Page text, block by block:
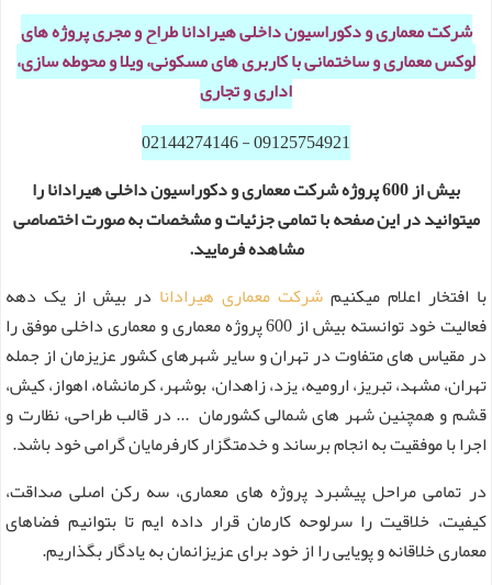
شرکت معماری و دکوراسیون داخلی هیرادانا طراح و مجری پروژه های
لوکس معماری و ساختمانی با کاربری های مسکونی، ویلا و محوطه سازی،
اداری و تجاری
09125754921 - 02144274146
بیش از 600 پروژه شرکت معماری و دکوراسیون داخلی هیرادانا را
میتوانید در این صفحه با تمامی جزئیات و مشخصات به صورت اختصاصی
مشاهده فرمایید.
با افتخار اعلام میکنیمشرکت معماری هیرادانا در بیش از یک دهه
فعالیت خود توانسته بیش از 600 پروژه معماری و معماری داخلی موفق را
در مقیاس های متفاوت در تهران و سایر شهرهای کشور عزیزمان از جمله
تهران، مشهد، تبریز، ارومیه، یزد، زاهدان، بوشهر، کرمانشاه، اهواز، کیش،
قشم و همچنین شهر های شمالی کشورمان ... در قالب طراحی، نظارت و
اجرا با موفقیت به انجام برساند و خدمتگزار کارفرمایان گرامی خود باشد.
در تمامی مراحل پیشبرد پروژه های معماری، سه رکن اصلی صداقت،
کیفیت، خلاقیت را سرلوحه کارمان قرار داده ایم تا بتوانیم فضاهای
معماری خلاقانه و پویایی را از خود برای عزیزانمان به یادگار بگذاریم.